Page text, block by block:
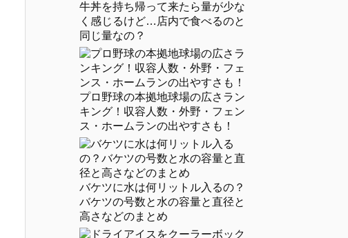
牛丼を持ち帰って来たら量が少な
く感じるけど…店内で食べるのと
同じ量なの？
プロ野球の本拠地球場の広さラン
キング！収容人数・外野・フェン
ス・ホームランの出やすさも！
バケツに水は何リットル入るの？
バケツの号数と水の容量と直径と
高さなどのまとめ